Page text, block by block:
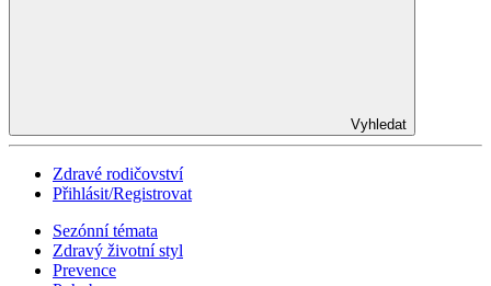
Vyhledat
Zdravé rodičovství
Přihlásit/Registrovat
Sezónní témata
Zdravý životní styl
Prevence